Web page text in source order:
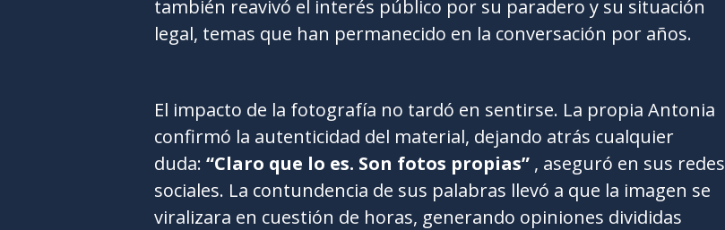
también reavivó el interés público por su paradero y su situación
legal, temas que han permanecido en la conversación por años.
El impacto de la fotografía no tardó en sentirse. La propia Antonia
confirmó la autenticidad del material, dejando atrás cualquier
duda: “Claro que lo es. Son fotos propias” , aseguró en sus redes
sociales. La contundencia de sus palabras llevó a que la imagen se
viralizara en cuestión de horas, generando opiniones divididas